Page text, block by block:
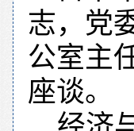
志，党
公室主
座谈。